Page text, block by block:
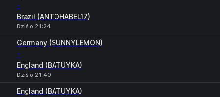
-
Brazil (ANTOHABEL17)
Dziś o 21:24
Germany (SUNNYLEMON)
-
England (BATUYKA)
Dziś o 21:40
England (BATUYKA)